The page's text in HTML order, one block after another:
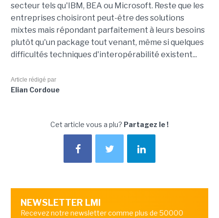
secteur tels qu'IBM, BEA ou Microsoft. Reste que les
entreprises choisiront peut-être des solutions
mixtes mais répondant parfaitement à leurs besoins
plutôt qu'un package tout venant, même si quelques
difficultés techniques d'interopérabilité existent...
Article rédigé par
Elian Cordoue
Cet article vous a plu? Partagez le !
NEWSLETTER LMI
Recevez notre newsletter comme plus de 50000